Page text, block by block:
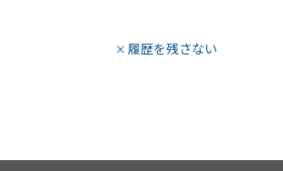
履歴を残さない